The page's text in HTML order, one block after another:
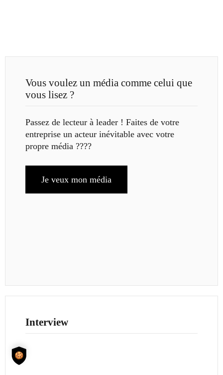
Vous voulez un média comme celui que
vous lisez ?
Passez de lecteur à leader ! Faites de votre
entreprise un acteur inévitable avec votre
propre média ????
Je veux mon média
Interview